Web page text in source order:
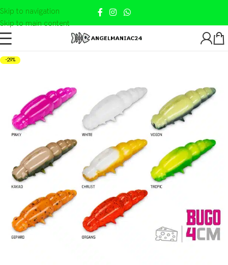
Skip to navigation
Skip to main content
-29%